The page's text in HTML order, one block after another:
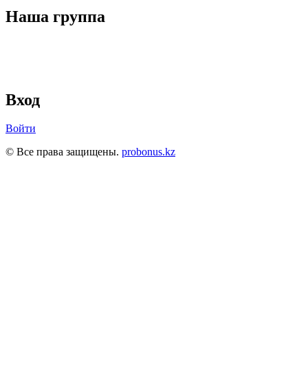
Наша группа
Вход
Войти
© Все права защищены. probonus.kz